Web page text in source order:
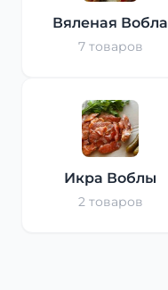
Вяленая Вобла
7 товаров
Икра Воблы
2 товаров